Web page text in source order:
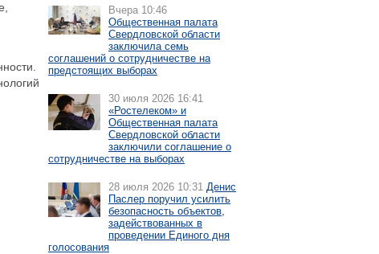
Вчера 10:46
Общественная палата
Свердловской области
заключила семь
соглашений о сотрудничестве на
предстоящих выборах
30 июля 2026 16:41
«Ростелеком» и
Общественная палата
Свердловской области
заключили соглашение о
сотрудничестве на выборах
28 июля 2026 10:31 Денис
Паслер поручил усилить
безопасность объектов,
задействованных в
проведении Единого дня
голосования